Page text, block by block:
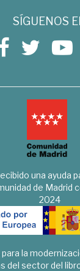
SÍGUENOS
una ayuda
de Madrid
2024
la
del sector del